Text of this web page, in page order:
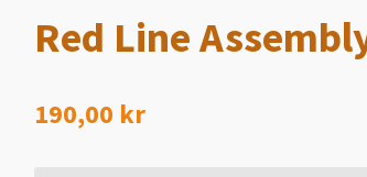
Red Line
190,00 kr